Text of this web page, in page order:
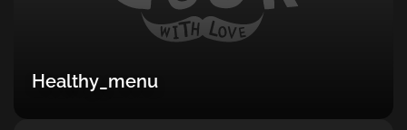
Healthy_menu